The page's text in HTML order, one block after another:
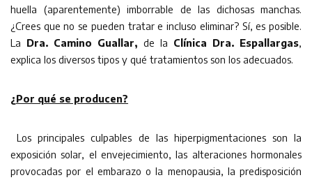
huella (aparentemente) imborrable de las dichosas manchas.
¿Crees que no se pueden tratar e incluso eliminar? Sí, es posible.
La Dra. Camino Guallar, de la Clínica Dra. Espallargas,
explica los diversos tipos y qué tratamientos son los adecuados.
¿Por qué se producen?
Los principales culpables de las hiperpigmentaciones son la
exposición solar, el envejecimiento, las alteraciones hormonales
provocadas por el embarazo o la menopausia, la predisposición